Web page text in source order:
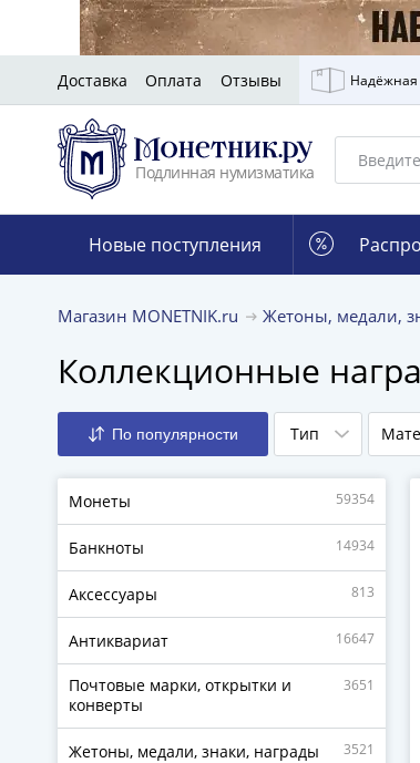
Доставка Оплата Отзывы Надёжная
Подлинная нумизматика
Новые поступления
Магазин MONETNIK.ru Жетоны, медали,
Коллекционные
По популярности Тип
Монеты 59354
Банкноты 14934
Аксессуары 813
Антиквариат 16647
Почтовые марки, открытки и
конверты
3651
Жетоны, медали, знаки, награды 3521